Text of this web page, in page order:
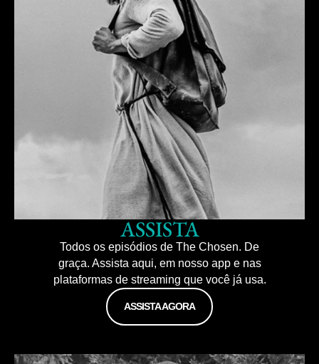
ASSISTA
Todos os episódios de The Chosen. De
graça. Assista aqui, em nosso app e nas
plataformas de streaming que você já usa.
ASSISTA AGORA